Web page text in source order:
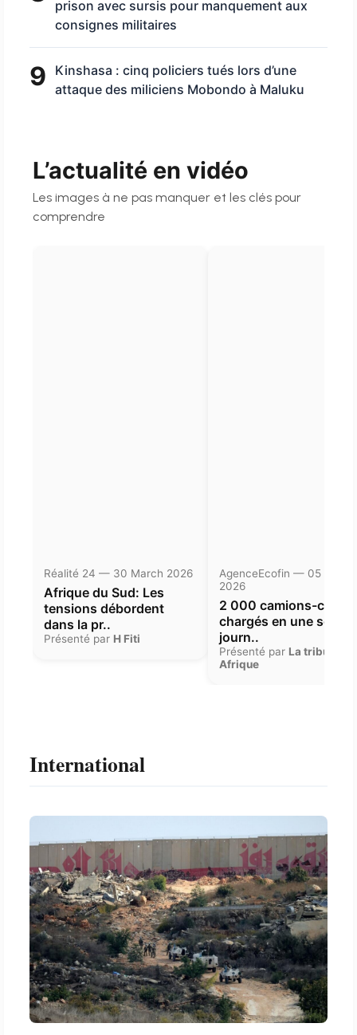
prison avec sursis pour manquement aux
consignes militaires
9
Kinshasa : cinq policiers tués lors d’une
attaque des miliciens Mobondo à Maluku
L’actualité en vidéo
Les images à ne pas manquer et les clés pour
comprendre
Réalité 24 — 30 March 2026
Afrique du Sud: Les
tensions débordent
dans la pr..
Présenté par H Fiti
AgenceEcofin — 05
2026
2 000 camions-
chargés en une seule
journ..
Présenté par La tribune
Afrique
International